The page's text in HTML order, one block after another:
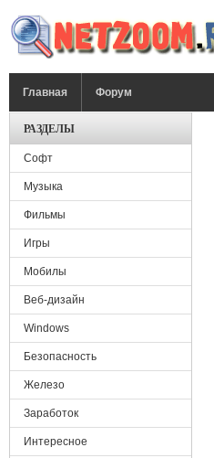
Главная Форум
РАЗДЕЛЫ
Софт
Музыка
Фильмы
Игры
Мобилы
Веб-дизайн
Windows
Безопасность
Железо
Заработок
Интересное